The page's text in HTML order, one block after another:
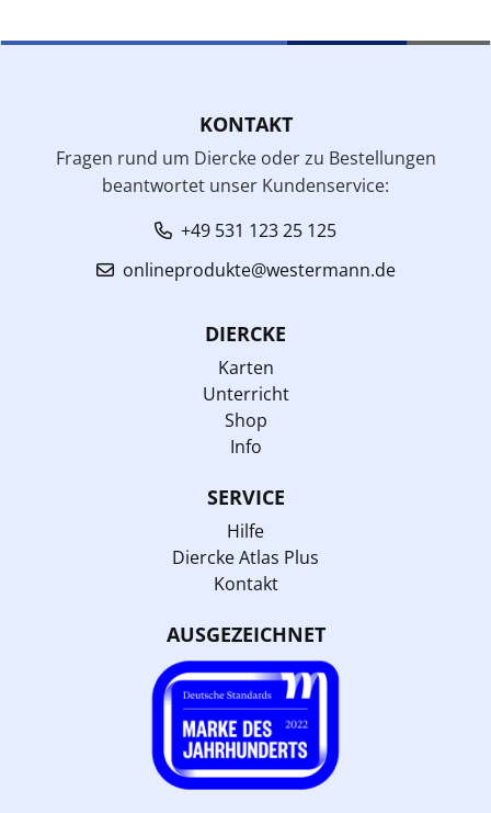
KONTAKT
Fragen rund um Diercke oder zu Bestellungen
beantwortet unser Kundenservice:
+49 531 123 25 125
onlineprodukte@westermann.de
DIERCKE
Karten
Unterricht
Shop
Info
SERVICE
Hilfe
Diercke Atlas Plus
Kontakt
AUSGEZEICHNET